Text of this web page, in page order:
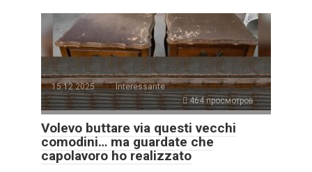
15.12.2025
Interessante
464 просмотров
Volevo buttare via questi vecchi
comodini… ma guardate che
capolavoro ho realizzato